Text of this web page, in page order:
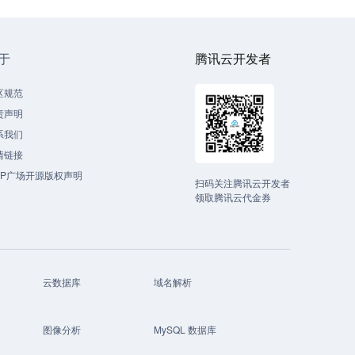
规范
声明
我们
链接
广场开源版权声明
腾讯云开发者
扫码关注腾讯云开发者
领取腾讯云代金券
云数据库 域名解析
图像分析 MySQL 数据库